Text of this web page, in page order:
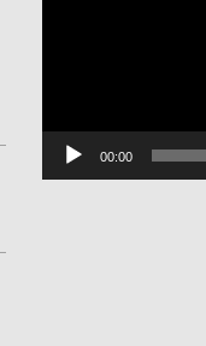
00:00